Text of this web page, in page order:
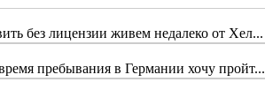
без лицензии живем недалеко от Хел...
пребывания в Германии хочу пройт...